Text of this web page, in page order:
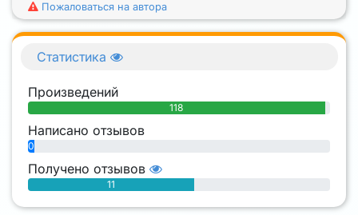
Пожаловаться на автора
Статистика
Произведений
118
Написано отзывов
0
Получено отзывов
11